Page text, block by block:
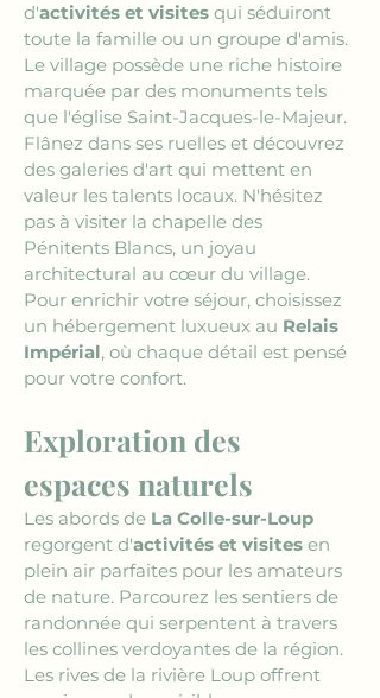
d'activités et visites qui séduiront
toute la famille ou un groupe d'amis.
Le village possède une riche histoire
marquée par des monuments tels
que l'église Saint-Jacques-le-Majeur.
Flânez dans ses ruelles et découvrez
des galeries d'art qui mettent en
valeur les talents locaux. N'hésitez
pas à visiter la chapelle des
Pénitents Blancs, un joyau
architectural au cœur du village.
Pour enrichir votre séjour, choisissez
un hébergement luxueux au Relais
Impérial, où chaque détail est pensé
pour votre confort.
Exploration des
espaces naturels
Les abords de La Colle-sur-Loup
regorgent d'activités et visites en
plein air parfaites pour les amateurs
de nature. Parcourez les sentiers de
randonnée qui serpentent à travers
les collines verdoyantes de la région.
Les rives de la rivière Loup offrent